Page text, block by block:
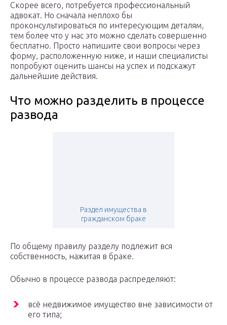
Скорее всего, потребуется профессиональный
адвокат. Но сначала неплохо бы
проконсультироваться по интересующим деталям,
тем более что у нас это можно сделать совершенно
бесплатно. Просто напишите свои вопросы через
форму, расположенную ниже, и наши специалисты
попробуют оценить шансы на успех и подскажут
дальнейшие действия.
Что можно разделить в процессе
развода
Раздел имущества в
гражданском браке
По общему правилу разделу подлежит вся
собственность, нажитая в браке.
Обычно в процессе развода распределяют:
всё недвижимое имущество вне зависимости от
его типа;